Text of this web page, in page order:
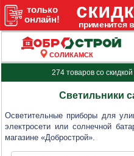
СОЛИКАМСК
274 товаров со
Светильники
Осветительные приборы для
электросети или солнечной
магазине «Добрострой».